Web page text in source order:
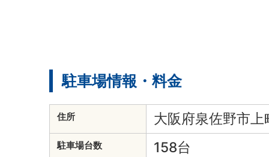
駐車場情報・料金
住所 大阪府泉佐野市
駐車場台数 158台